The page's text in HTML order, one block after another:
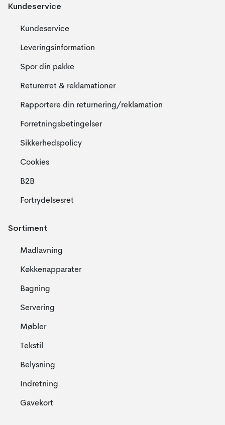
Kundeservice
Kundeservice
Leveringsinformation
Spor din pakke
Returerret & reklamationer
Rapportere din returnering/reklamation
Forretningsbetingelser
Sikkerhedspolicy
Cookies
B2B
Fortrydelsesret
Sortiment
Madlavning
Køkkenapparater
Bagning
Servering
Møbler
Tekstil
Belysning
Indretning
Gavekort